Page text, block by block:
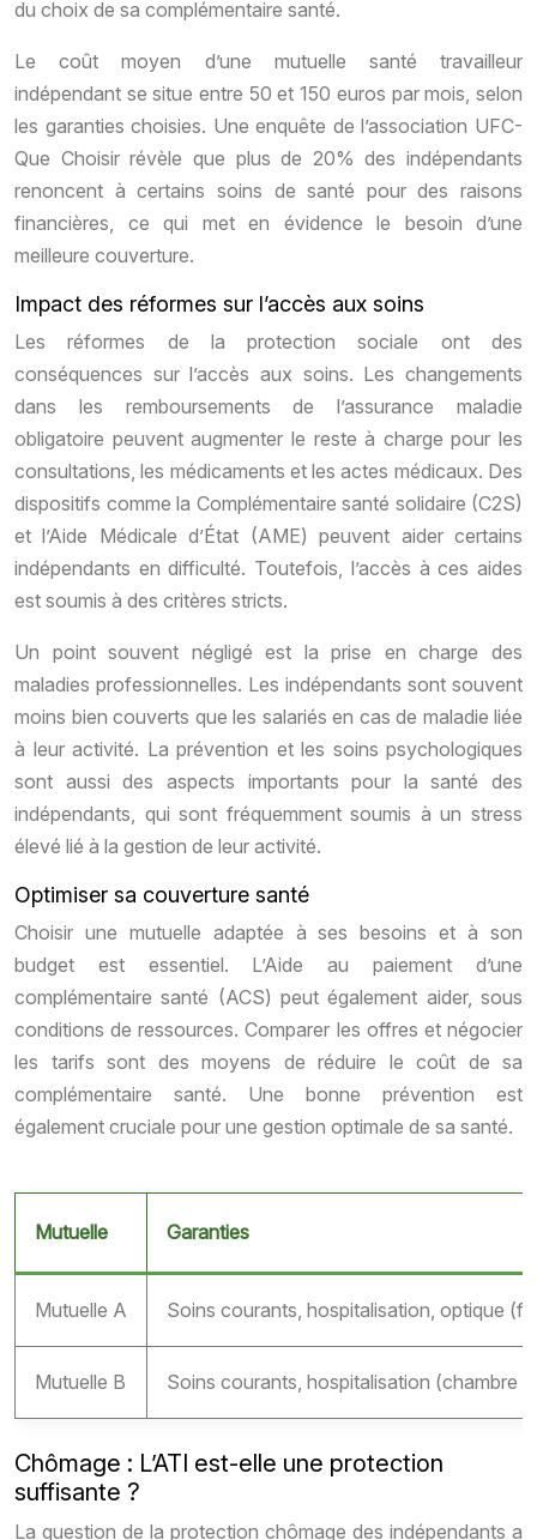
du choix de sa complémentaire santé.
Le coût moyen d’une mutuelle santé travailleur
indépendant se situe entre 50 et 150 euros par mois, selon
les garanties choisies. Une enquête de l’association UFC-
Que Choisir révèle que plus de 20% des indépendants
renoncent à certains soins de santé pour des raisons
financières, ce qui met en évidence le besoin d’une
meilleure couverture.
Impact des réformes sur l’accès aux soins
Les réformes de la protection sociale ont des
conséquences sur l’accès aux soins. Les changements
dans les remboursements de l’assurance maladie
obligatoire peuvent augmenter le reste à charge pour les
consultations, les médicaments et les actes médicaux. Des
dispositifs comme la Complémentaire santé solidaire (C2S)
et l’Aide Médicale d’État (AME) peuvent aider certains
indépendants en difficulté. Toutefois, l’accès à ces aides
est soumis à des critères stricts.
Un point souvent négligé est la prise en charge des
maladies professionnelles. Les indépendants sont souvent
moins bien couverts que les salariés en cas de maladie liée
à leur activité. La prévention et les soins psychologiques
sont aussi des aspects importants pour la santé des
indépendants, qui sont fréquemment soumis à un stress
élevé lié à la gestion de leur activité.
Optimiser sa couverture santé
Choisir une mutuelle adaptée à ses besoins et à son
budget est essentiel. L’Aide au paiement d’une
complémentaire santé (ACS) peut également aider, sous
conditions de ressources. Comparer les offres et négocier
les tarifs sont des moyens de réduire le coût de sa
complémentaire santé. Une bonne prévention est
également cruciale pour une gestion optimale de sa santé.
Mutuelle Garanties
Mutuelle A Soins courants, hospitalisation, optique
Mutuelle B Soins courants, hospitalisation (chambre
Chômage : L’ATI est-elle une protection
suffisante ?
La question de la protection chômage des indépendants a